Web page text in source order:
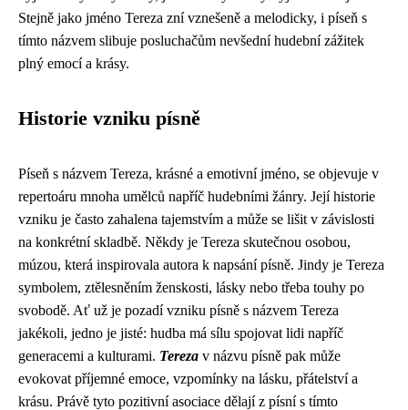
Stejně jako jméno Tereza zní vznešeně a melodicky, i píseň s
tímto názvem slibuje posluchačům nevšední hudební zážitek
plný emocí a krásy.
Historie vzniku písně
Píseň s názvem Tereza, krásné a emotivní jméno, se objevuje v
repertoáru mnoha umělců napříč hudebními žánry. Její historie
vzniku je často zahalena tajemstvím a může se lišit v závislosti
na konkrétní skladbě. Někdy je Tereza skutečnou osobou,
múzou, která inspirovala autora k napsání písně. Jindy je Tereza
symbolem, ztělesněním ženskosti, lásky nebo třeba touhy po
svobodě. Ať už je pozadí vzniku písně s názvem Tereza
jakékoli, jedno je jisté: hudba má sílu spojovat lidi napříč
generacemi a kulturami. Tereza v názvu písně pak může
evokovat příjemné emoce, vzpomínky na lásku, přátelství a
krásu. Právě tyto pozitivní asociace dělají z písní s tímto